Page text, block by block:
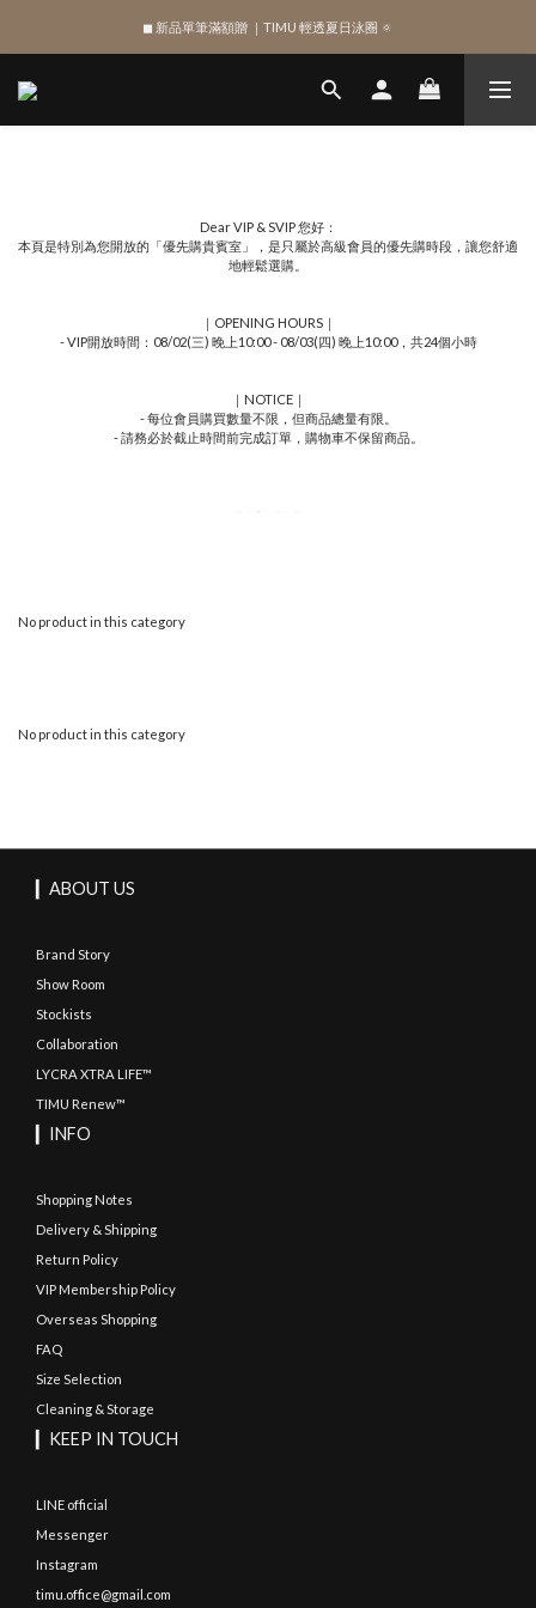
SIGN UP , Get NTD$100 ✨
◼︎ 新品單筆滿額贈 ｜TIMU 輕透夏日泳圈 🔅
SIGN UP , Get NTD$100 ✨
Dear VIP & SVIP 您好：
本頁是特別為您開放的「優先購貴賓室」，是只屬於高級會員的優先購時段，讓您舒適
地輕鬆選購。
｜OPENING HOURS｜
- VIP開放時間：08/02(三) 晚上10:00 - 08/03(四) 晚上10:00，共24個小時
｜NOTICE｜
- 每位會員購買數量不限，但商品總量有限。
- 請務必於截止時間前完成訂單，購物車不保留商品。
No product in this category
No product in this category
▎ABOUT US
Brand Story
Show Room
Stockists
Collaboration
LYCRA XTRA LIFE™
TIMU Renew™
▎INFO
Shopping Notes
Delivery & Shipping
Return Policy
VIP Membership Policy
Overseas Shopping
FAQ
Size Selection
Cleaning & Storage
▎KEEP IN TOUCH
LINE official
Messenger
Instagram
timu.office@gmail.com